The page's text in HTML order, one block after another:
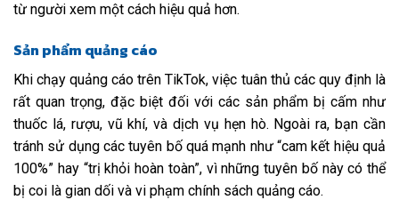
từ người xem một cách hiệu quả hơn.
Sản phẩm quảng cáo
Khi chạy quảng cáo trên TikTok, việc tuân thủ các quy định là
rất quan trọng, đặc biệt đối với các sản phẩm bị cấm như
thuốc lá, rượu, vũ khí, và dịch vụ hẹn hò. Ngoài ra, bạn cần
tránh sử dụng các tuyên bố quá mạnh như “cam kết hiệu quả
100%” hay “trị khỏi hoàn toàn”, vì những tuyên bố này có thể
bị coi là gian dối và vi phạm chính sách quảng cáo.